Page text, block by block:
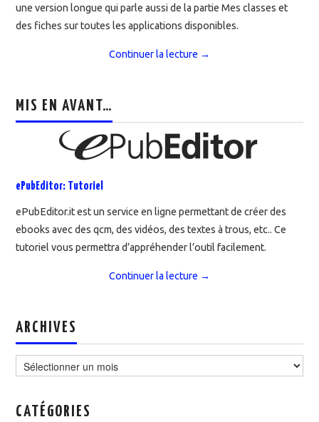
une version longue qui parle aussi de la partie Mes classes et
des fiches sur toutes les applications disponibles.
Continuer la lecture →
MIS EN AVANT…
ePubEditor: Tutoriel
ePubEditor.it est un service en ligne permettant de créer des
ebooks avec des qcm, des vidéos, des textes à trous, etc.. Ce
tutoriel vous permettra d’appréhender l’outil facilement.
Continuer la lecture →
ARCHIVES
CATÉGORIES